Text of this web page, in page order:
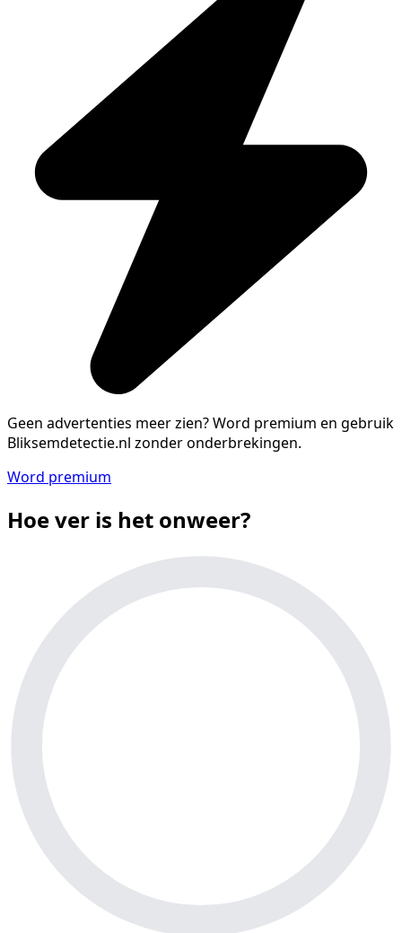
Geen advertenties meer zien?Word premium en gebruik
Bliksemdetectie.nl zonder onderbrekingen.
Word premium
Hoe ver is het onweer?